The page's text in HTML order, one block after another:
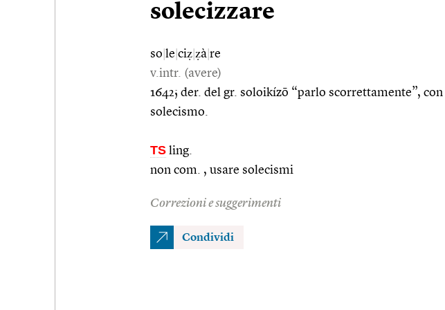
solecizzare
so le ciẓ ẓà re
v.intr. (avere)
1642; der. del gr. soloikízō “parlo scorrettamente”, con
solecismo.
TS ling.
non com. , usare solecismi
Correzioni e suggerimenti
Condividi